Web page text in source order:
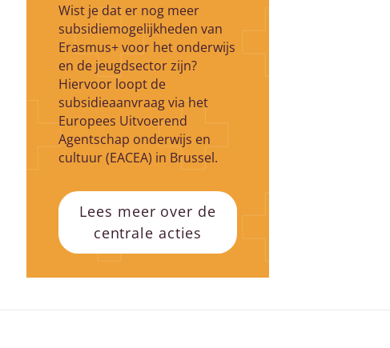
Wist je dat er nog meer
subsidiemogelijkheden van
Erasmus+ voor het onderwijs
en de jeugdsector zijn?
Hiervoor loopt de
subsidieaanvraag via het
Europees Uitvoerend
Agentschap onderwijs en
cultuur (EACEA) in Brussel.
Lees meer over de
centrale acties